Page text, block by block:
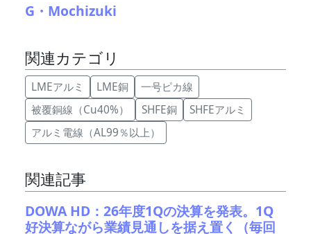
G・Mochizuki
関連カテゴリ
LMEアルミ LME銅
一号ピカ線
被覆銅線（Cu40%）
SHFE銅
SHFEアルミ
アルミ電線（AL99％以上）
関連記事
DOWA HD：26年度1Qの決算を発表。1Q
好決算ながら業績見通しを据え置く（毎回